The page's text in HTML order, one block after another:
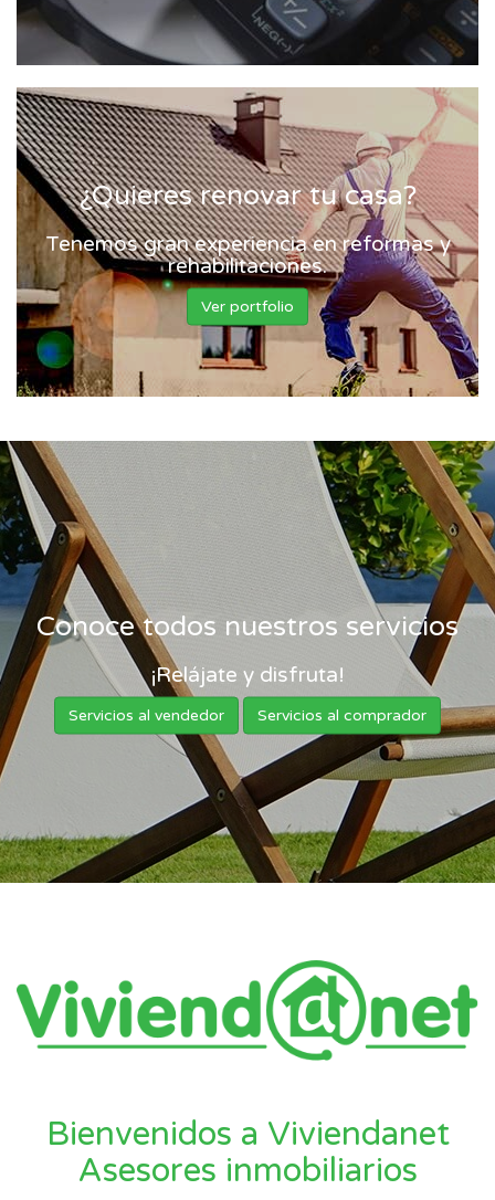
¿Quieres renovar tu casa?
Tenemos gran experiencia en reformas y
rehabilitaciones.
Ver portfolio
Conoce todos nuestros servicios
¡Relájate y disfruta!
Servicios al vendedor Servicios al comprador
Bienvenidos a Viviendanet
Asesores inmobiliarios